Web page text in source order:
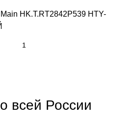
HK.T.RT2842P539 HTY-
всей России